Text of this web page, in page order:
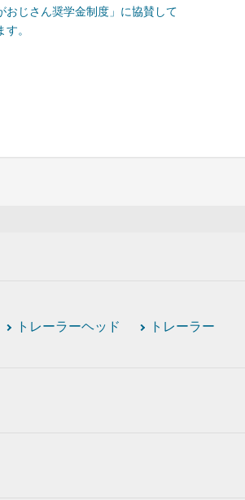
おじさん奨学金制度」に協賛して
す。
トレーラーヘッド
トレーラー